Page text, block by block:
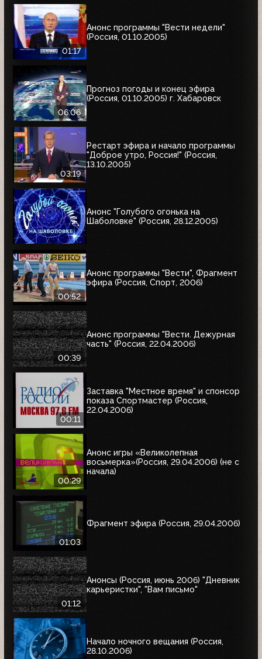
01:17
Анонс программы "Вести недели"
(Россия, 01.10.2005)
06:06
Прогноз погоды и конец эфира
(Россия, 01.10.2005) г. Хабаровск
03:19
Рестарт эфира и начало программы
"Доброе утро, Россия!" (Россия,
13.10.2005)
Анонс "Голубого огонька на
Шаболовке" (Россия, 28.12.2005)
00:52
Анонс программы "Вести", Фрагмент
эфира (Россия, Спорт, 2006)
00:39
Анонс программы "Вести. Дежурная
часть" (Россия, 22.04.2006)
00:11
Заставка "Местное время" и спонсор
показа Спортмастер (Россия,
22.04.2006)
00:29
Анонс игры «Великолепная
восьмерка»(Россия, 29.04.2006) (не с
начала)
01:03
Фрагмент эфира (Россия, 29.04.2006)
01:12
Анонсы (Россия, июнь 2006) "Дневник
карьеристки", "Вам письмо"
Начало ночного вещания (Россия,
28.10.2006)